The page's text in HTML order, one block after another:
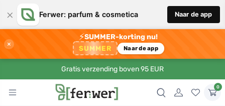
× Ferwer: parfum & cosmetica Naar de app
×
⚡SUMMER-korting nu!
SUMMER Naar de app
Gratis verzending boven 95 EUR
0